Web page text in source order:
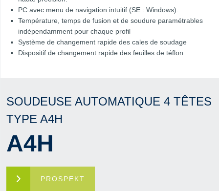
PC avec menu de navigation intuitif (SE : Windows).
Température, temps de fusion et de soudure paramétrables
indépendamment pour chaque profil
Système de changement rapide des cales de soudage
Dispositif de changement rapide des feuilles de téflon
SOUDEUSE AUTOMATIQUE 4 TÊTES
TYPE A4H
A4H
PROSPEKT